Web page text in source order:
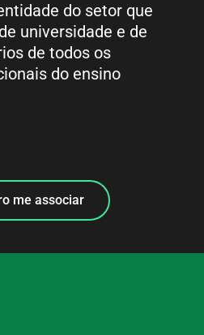
do setor que
universidade e de
de todos os
do ensino
me associar